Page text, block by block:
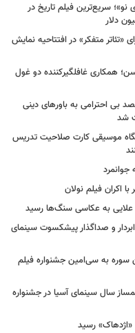
نو»؛ سریع‌ترین فیلم تاریخ در
«تئاتر متفکر» در افتتاحیه نمایش
همکاری غافلگیرکننده دو غول
بی احترامی به باورهای دینی
شد
موسیقی کارت صلاحیت تدریس
جوانمرد
اکران فیلم نولان
علایی به عکاسی سنگ‌ها رسید
و صداگذار پیشکسوت سینمای
انیمیشن سوره به سی‌امین جشنواره فیلم
سال سینمای آسیا در جشنواره
«اژدهاک» رسید